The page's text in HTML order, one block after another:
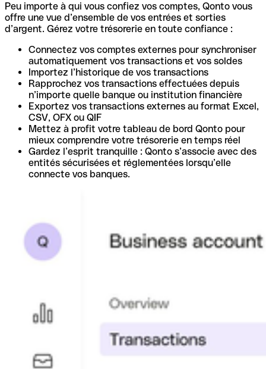
Peu importe à qui vous confiez vos comptes, Qonto vous
offre une vue d’ensemble de vos entrées et sorties
d’argent. Gérez votre trésorerie en toute confiance :
Connectez vos comptes externes pour synchroniser
automatiquement vos transactions et vos soldes
Importez l’historique de vos transactions
Rapprochez vos transactions effectuées depuis
n’importe quelle banque ou institution financière
Exportez vos transactions externes au format Excel,
CSV, OFX ou QIF
Mettez à profit votre tableau de bord Qonto pour
mieux comprendre votre trésorerie en temps réel
Gardez l’esprit tranquille : Qonto s’associe avec des
entités sécurisées et réglementées lorsqu’elle
connecte vos banques.